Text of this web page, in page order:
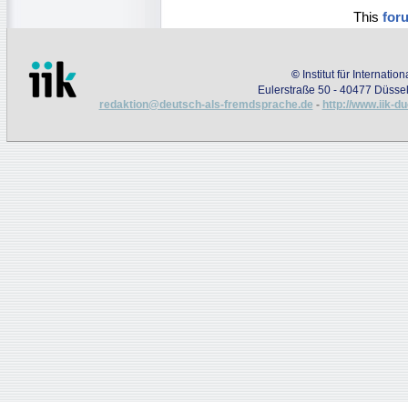
This
© Institut für
Eulerstraße 50 - 40477
redaktion@deutsch-als-fremdsprache.de - http://www.iik-